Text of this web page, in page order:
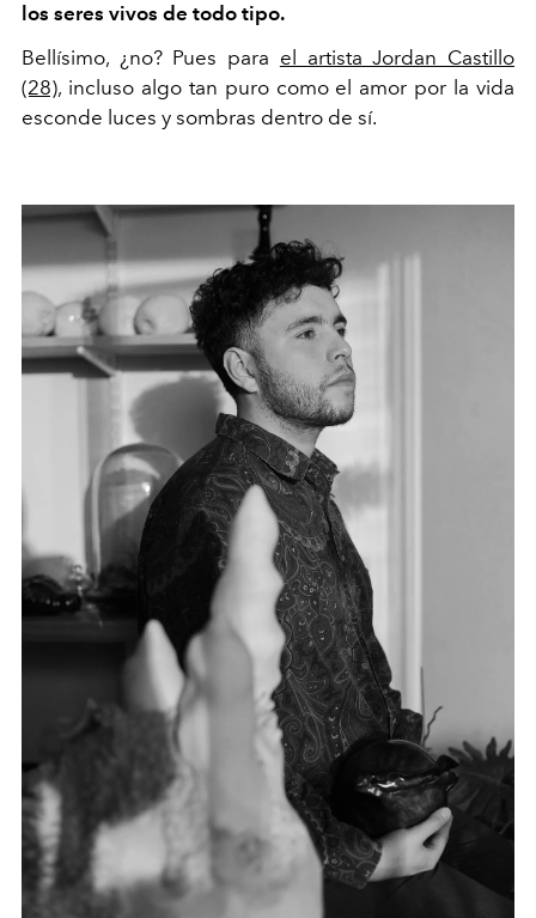
los seres vivos de todo tipo.
Bellísimo, ¿no? Pues para el artista Jordan Castillo
(28), incluso algo tan puro como el amor por la vida
esconde luces y sombras dentro de sí.